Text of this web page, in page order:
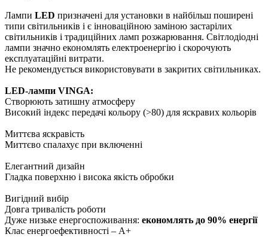
Лампи LED призначені для установки в найбільш поширені
типи світильників і є інноваційною заміною застарілих
світильників і традиційних ламп розжарювання. Світлодіодні
лампи значно економлять електроенергію і скорочують
експлуатаційні витрати.
Не рекомендується використовувати в закритих світильниках.
LED-лампи VINGA:
Створюють затишну атмосферу
Високий індекс передачі кольору (>80) для яскравих кольорів
Миттєва яскравість
Миттєво спалахує при включенні
Елегантний дизайн
Гладка поверхню і висока якість обробки
Вигідний вибір
Довга тривалість роботи
Дуже низьке енергоспоживання: економлять до 90% енергії
Клас енергоефективності – A+